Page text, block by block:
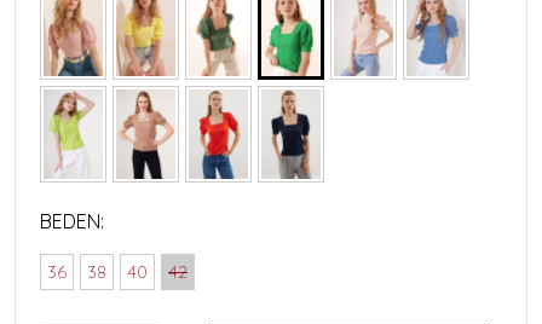
BEDEN:
36 38 40 42